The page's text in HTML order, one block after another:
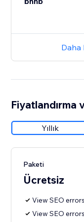
Daha
Fiyatlandırma
Yıllık
Paketi
Ücretsiz
View SEO
View SEO